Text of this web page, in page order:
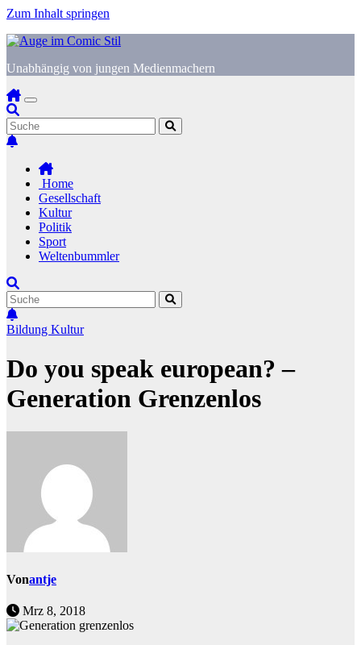
Zum Inhalt springen
Unabhängig von jungen Medienmachern
Home
Gesellschaft
Kultur
Politik
Sport
Weltenbummler
Bildung Kultur
Do you speak european? –
Generation Grenzenlos
Vonantje
Mrz 8, 2018